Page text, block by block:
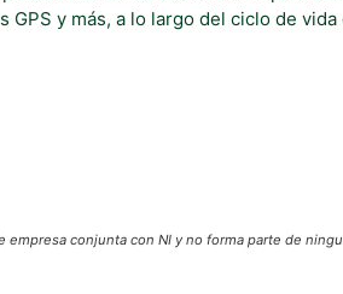
y más, a lo largo del ciclo de
conjunta con NI y no forma parte de